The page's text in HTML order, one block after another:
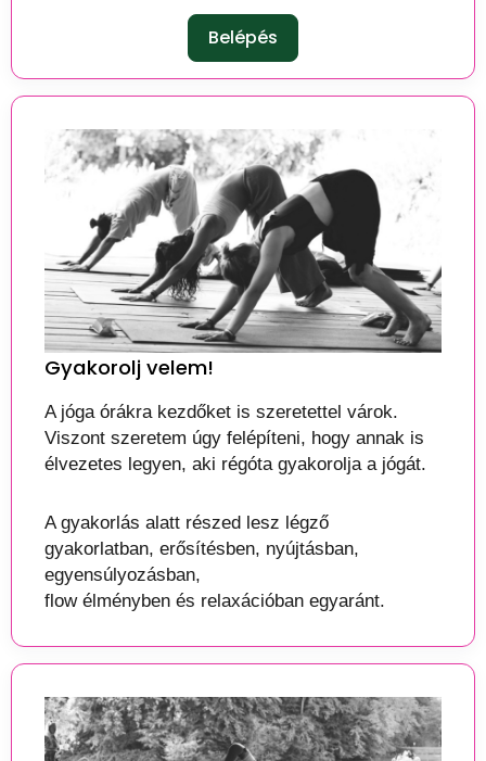
Belépés
Gyakorolj velem!
A jóga órákra kezdőket is szeretettel várok.
Viszont szeretem úgy felépíteni, hogy annak is
élvezetes legyen, aki régóta gyakorolja a jógát.
A gyakorlás alatt részed lesz légző
gyakorlatban, erősítésben, nyújtásban,
egyensúlyozásban,
flow élményben és relaxációban egyaránt.